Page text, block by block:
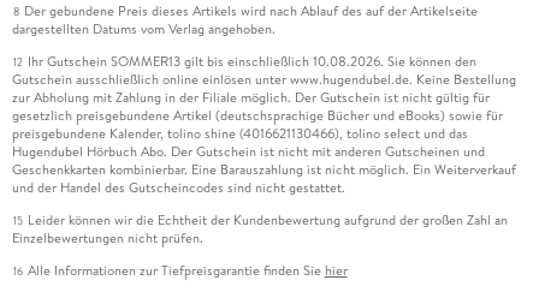
8 Der gebundene Preis dieses Artikels wird nach Ablauf des auf der Artikelseite
dargestellten Datums vom Verlag angehoben.
12 Ihr Gutschein SOMMER13 gilt bis einschließlich 10.08.2026. Sie können den
Gutschein ausschließlich online einlösen unter www.hugendubel.de. Keine Bestellung
zur Abholung mit Zahlung in der Filiale möglich. Der Gutschein ist nicht gültig für
gesetzlich preisgebundene Artikel (deutschsprachige Bücher und eBooks) sowie für
preisgebundene Kalender, tolino shine (4016621130466), tolino select und das
Hugendubel Hörbuch Abo. Der Gutschein ist nicht mit anderen Gutscheinen und
Geschenkkarten kombinierbar. Eine Barauszahlung ist nicht möglich. Ein Weiterverkauf
und der Handel des Gutscheincodes sind nicht gestattet.
15 Leider können wir die Echtheit der Kundenbewertung aufgrund der großen Zahl an
Einzelbewertungen nicht prüfen.
16 Alle Informationen zur Tiefpreisgarantie finden Sie hier